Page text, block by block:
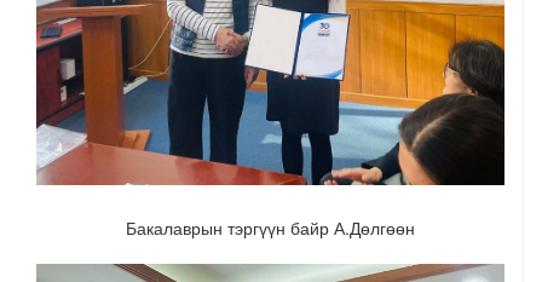
Бакалаврын тэргүүн байр А.Дөлгөөн